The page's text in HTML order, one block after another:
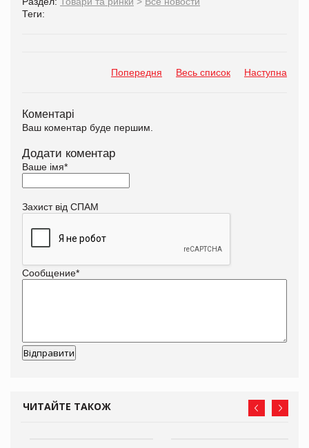
Теги:
Попередня Весь список Наступна
Коментарі
Ваш коментар буде першим.
Додати коментар
Ваше імя*
Захист від СПАМ
Сообщение*
ЧИТАЙТЕ ТАКОЖ